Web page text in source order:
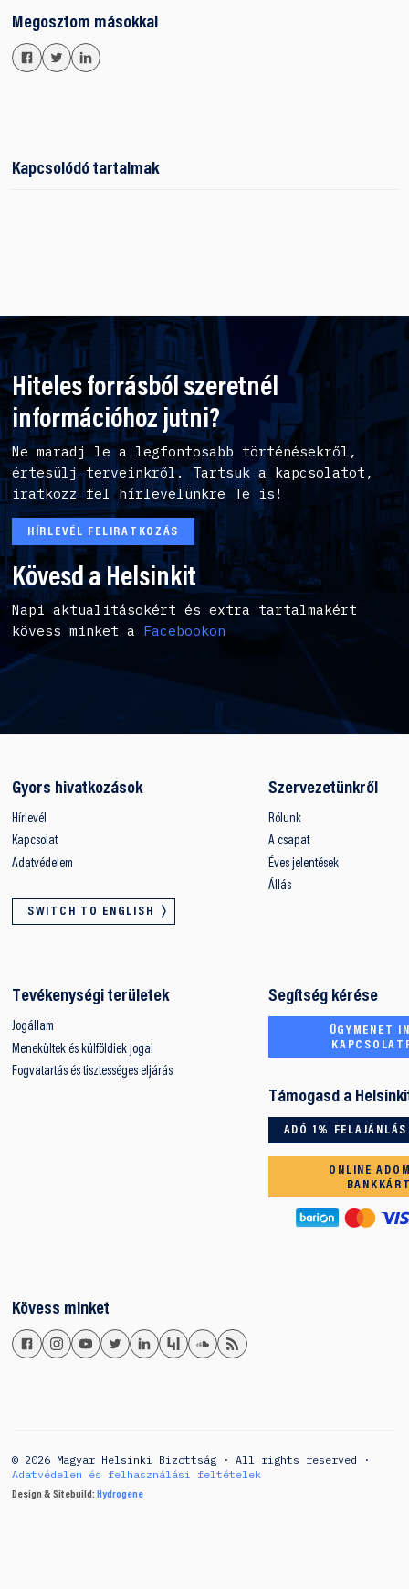
Megosztom másokkal
Kapcsolódó tartalmak
Hiteles forrásból szeretnél
információhoz jutni?
Ne maradj le a legfontosabb történésekről,
értesülj terveinkről. Tartsuk a kapcsolatot,
iratkozz fel hírlevelünkre Te is!
HÍRLEVÉL FELIRATKOZÁS
Kövesd a Helsinkit
Napi aktualitásokért és extra tartalmakért
kövess minket a Facebookon
Gyors hivatkozások
Hírlevél
Kapcsolat
Adatvédelem
SWITCH TO ENGLISH
Szervezetünkről
Rólunk
A csapat
Éves jelentések
Állás
Tevékenységi területek
Jogállam
Menekültek és külföldiek jogai
Fogvatartás és tisztességes eljárás
Segítség kérése
ÜGYMENET
Támogasd a
ADÓ 1% FELAJÁNLÁS
ONLINE
Kövess minket
© 2026 Magyar Helsinki Bizottság · All rights reserved ·
Adatvédelem és felhasználási feltételek
Design & Sitebuild: Hydrogene